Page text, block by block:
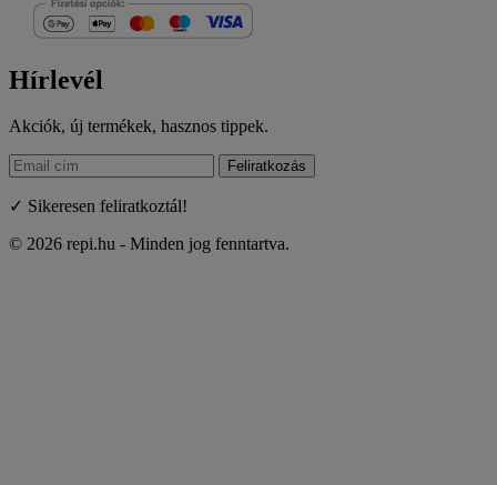
Hírlevél
Akciók, új termékek, hasznos tippek.
Feliratkozás
✓ Sikeresen feliratkoztál!
© 2026 repi.hu - Minden jog fenntartva.